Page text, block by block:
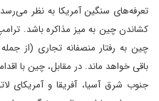
تعرفه‌های سنگین آمریکا به نظر
کشاندن چین به میز مذاکره باشد. ترامپ
چین به رفتار منصفانه تجاری (از
باقی خواهد ماند. در مقابل، چین با
جنوب شرق آسیا، آفریقا و آمریکای